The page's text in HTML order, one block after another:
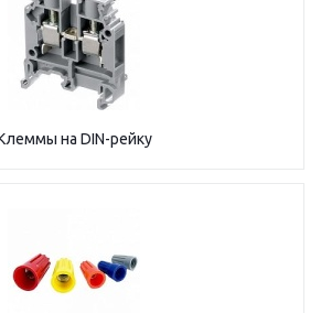
на DIN-рейку